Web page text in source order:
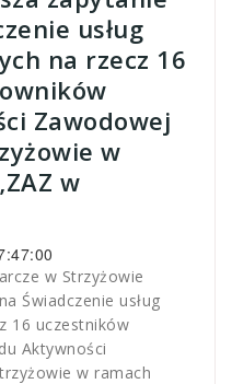
usług
na rzecz 16
Zawodowej
w
w
w Strzyżowie
Świadczenie usług
16 uczestników
Aktywności
w ramach